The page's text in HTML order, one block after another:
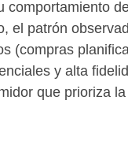
comportamiento
el patrón
(compras
y alta
que prioriza